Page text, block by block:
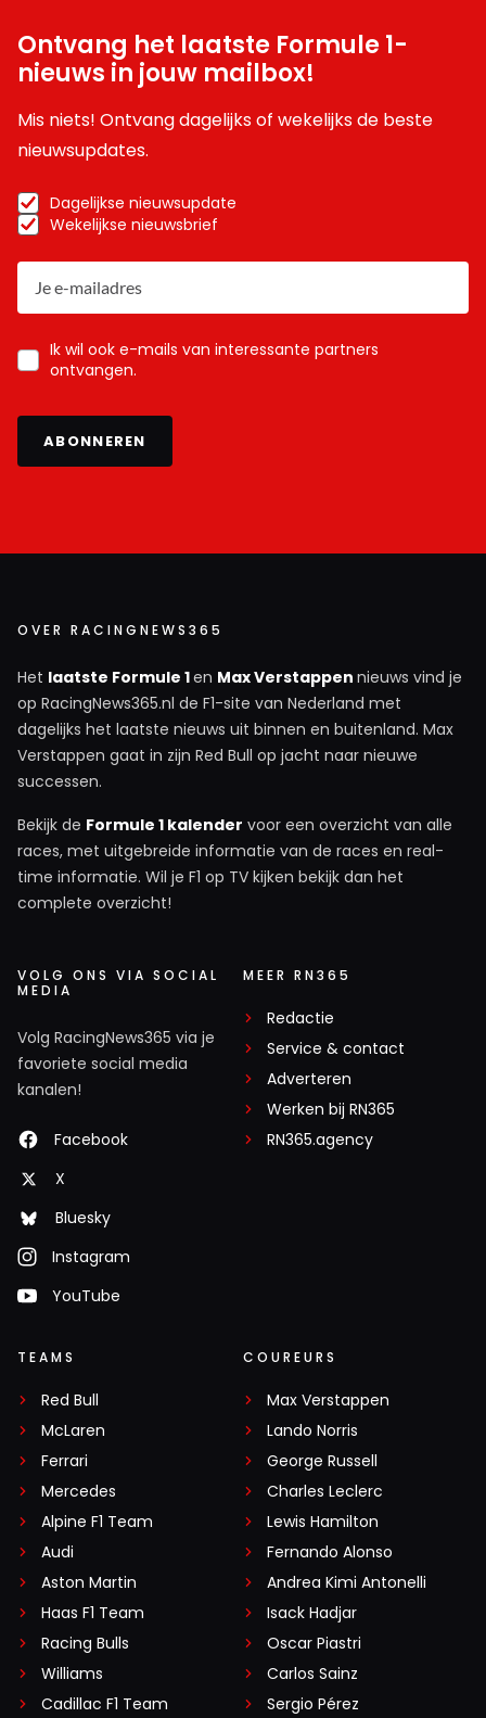
Ontvang het laatste Formule 1-
nieuws in jouw mailbox!
Mis niets! Ontvang dagelijks of wekelijks de beste
nieuwsupdates.
Dagelijkse nieuwsupdate
Wekelijkse nieuwsbrief
Ik wil ook e-mails van interessante partners
ontvangen.
ABONNEREN
OVER RACINGNEWS365
Het laatste Formule 1en Max Verstappen nieuws vind je
op RacingNews365.nl de F1-site van Nederland met
dagelijks het laatste nieuws uit binnen en buitenland. Max
Verstappen gaat in zijn Red Bull op jacht naar nieuwe
successen.
Bekijk de Formule 1 kalender voor een overzicht van alle
races, met uitgebreide informatie van de races en real-
time informatie. Wil je F1 op TV kijken bekijk dan het
complete overzicht!
VOLG ONS VIA SOCIAL
MEDIA
Volg RacingNews365 via je
favoriete social media
kanalen!
Facebook
X
Bluesky
Instagram
YouTube
MEER RN365
Redactie
Service & contact
Adverteren
Werken bij RN365
RN365.agency
TEAMS
Red Bull
McLaren
Ferrari
Mercedes
Alpine F1 Team
Audi
Aston Martin
Haas F1 Team
Racing Bulls
Williams
Cadillac F1 Team
COUREURS
Max Verstappen
Lando Norris
George Russell
Charles Leclerc
Lewis Hamilton
Fernando Alonso
Andrea Kimi Antonelli
Isack Hadjar
Oscar Piastri
Carlos Sainz
Sergio Pérez